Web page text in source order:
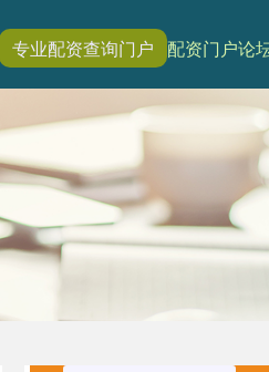
专业配资查询门户 配资门户论